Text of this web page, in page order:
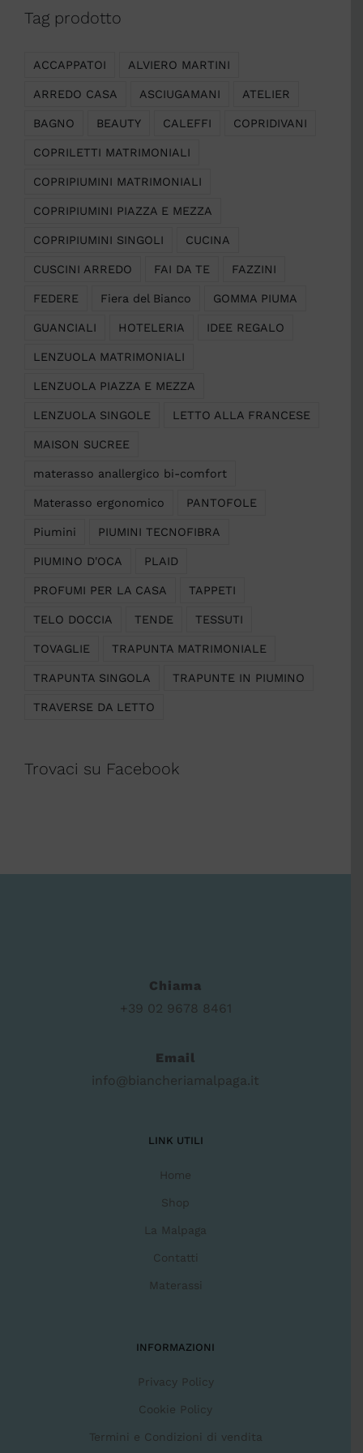
Tag prodotto
ACCAPPATOI ALVIERO MARTINI
ARREDO CASA ASCIUGAMANI ATELIER
BAGNO BEAUTY CALEFFI COPRIDIVANI
COPRILETTI MATRIMONIALI
COPRIPIUMINI MATRIMONIALI
COPRIPIUMINI PIAZZA E MEZZA
COPRIPIUMINI SINGOLI CUCINA
CUSCINI ARREDO FAI DA TE FAZZINI
FEDERE Fiera del Bianco GOMMA PIUMA
GUANCIALI HOTELERIA IDEE REGALO
LENZUOLA MATRIMONIALI
LENZUOLA PIAZZA E MEZZA
LENZUOLA SINGOLE LETTO ALLA FRANCESE
MAISON SUCREE
materasso anallergico bi-comfort
Materasso ergonomico PANTOFOLE
Piumini PIUMINI TECNOFIBRA
PIUMINO D'OCA PLAID
PROFUMI PER LA CASA TAPPETI
TELO DOCCIA TENDE TESSUTI
TOVAGLIE TRAPUNTA MATRIMONIALE
TRAPUNTA SINGOLA TRAPUNTE IN PIUMINO
TRAVERSE DA LETTO
Trovaci su Facebook
Chiama
+39 02 9678 8461
Email
info@biancheriamalpaga.it
LINK UTILI
Home
Shop
La Malpaga
Contatti
Materassi
INFORMAZIONI
Privacy Policy
Cookie Policy
Termini e Condizioni di vendita